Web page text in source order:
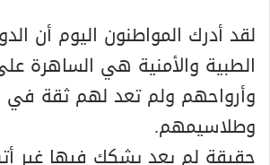
لقد أدرك المواطنون اليوم أن
الطبية والأمنية هي الساهرة
وأرواحهم ولم تعد لهم ثقة في
وطلاسيمهم.
حقيقة لم يعد يشكك فيها غير